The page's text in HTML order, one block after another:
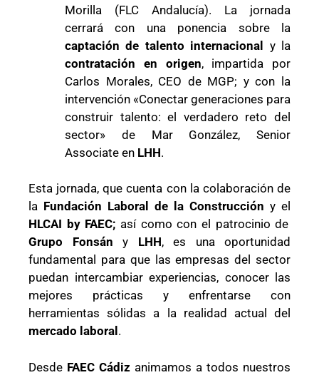
Morilla (FLC Andalucía). La jornada
cerrará con una ponencia sobre la
captación de talento internacional y la
contratación en origen, impartida por
Carlos Morales, CEO de MGP; y con la
intervención «Conectar generaciones para
construir talento: el verdadero reto del
sector» de Mar González, Senior
Associate en LHH.
Esta jornada, que cuenta con la colaboración de
la Fundación Laboral de la Construcción y el
HLCAI by FAEC; así como con el patrocinio de
Grupo Fonsán y LHH, es una oportunidad
fundamental para que las empresas del sector
puedan intercambiar experiencias, conocer las
mejores prácticas y enfrentarse con
herramientas sólidas a la realidad actual del
mercado laboral .
Desde FAEC Cádiz animamos a todos nuestros